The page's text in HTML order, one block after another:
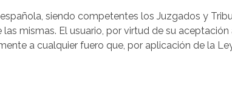
siendo competentes los Juzgados y
mismas. El usuario, por virtud de su
a cualquier fuero que, por aplicación de la